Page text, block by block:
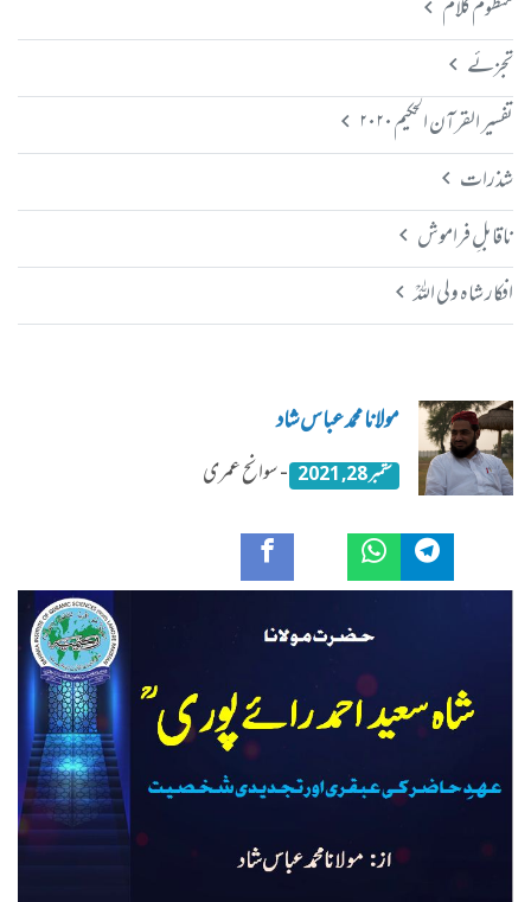
منظوم کلام
تجزئے
تفسیر القرآن الحکیم ۲۰۲۰
شذرات
ناقابلِ فراموش
افکار شاہ ولی اللہؒ
مولانا محمد عباس شاد
ستمبر 28, 2021 - سوانح عمری